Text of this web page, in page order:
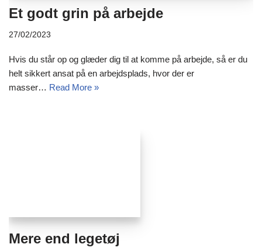
Et godt grin på arbejde
27/02/2023
Hvis du står op og glæder dig til at komme på arbejde, så er du
helt sikkert ansat på en arbejdsplads, hvor der er
masser… Read More »
Mere end legetøj